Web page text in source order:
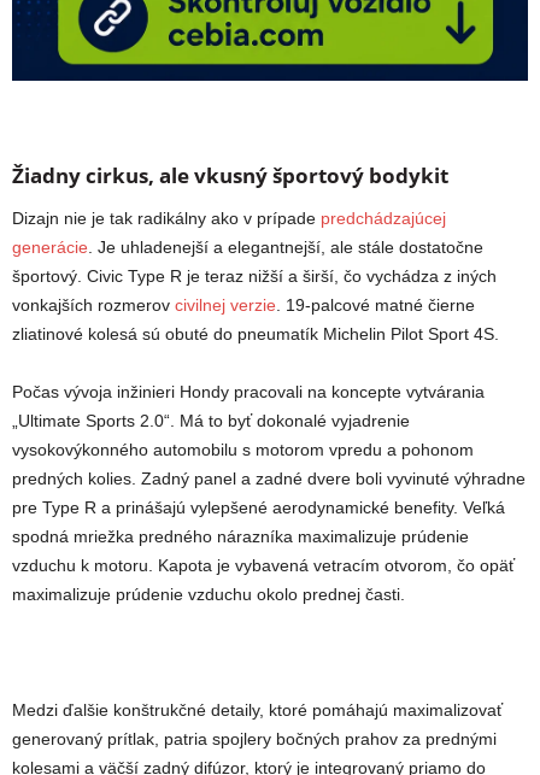
Žiadny cirkus, ale vkusný športový bodykit
Dizajn nie je tak radikálny ako v prípade predchádzajúcej
generácie. Je uhladenejší a elegantnejší, ale stále dostatočne
športový. Civic Type R je teraz nižší a širší, čo vychádza z iných
vonkajších rozmerov civilnej verzie. 19-palcové matné čierne
zliatinové kolesá sú obuté do pneumatík Michelin Pilot Sport 4S.
Počas vývoja inžinieri Hondy pracovali na koncepte vytvárania
„Ultimate Sports 2.0“. Má to byť dokonalé vyjadrenie
vysokovýkonného automobilu s motorom vpredu a pohonom
predných kolies. Zadný panel a zadné dvere boli vyvinuté výhradne
pre Type R a prinášajú vylepšené aerodynamické benefity. Veľká
spodná mriežka predného nárazníka maximalizuje prúdenie
vzduchu k motoru. Kapota je vybavená vetracím otvorom, čo opäť
maximalizuje prúdenie vzduchu okolo prednej časti.
Medzi ďalšie konštrukčné detaily, ktoré pomáhajú maximalizovať
generovaný prítlak, patria spojlery bočných prahov za prednými
kolesami a väčší zadný difúzor, ktorý je integrovaný priamo do